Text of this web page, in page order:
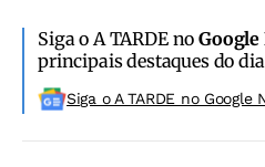
Siga o A TARDE no
principais destaques do
Siga o A TARDE no Google